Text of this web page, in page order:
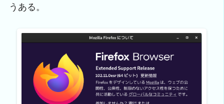
うある。